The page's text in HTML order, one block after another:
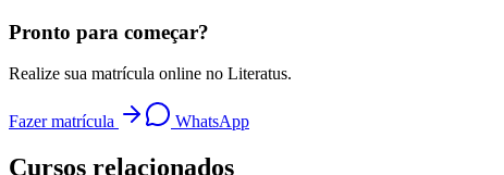
Pronto para começar?
Realize sua matrícula online no Literatus.
Fazer matrícula WhatsApp
Cursos relacionados